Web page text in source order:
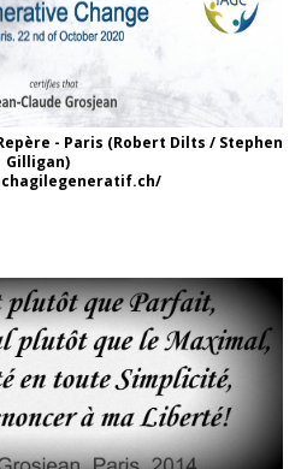
- Paris (Robert Dilts / Stephen
Gilligan)